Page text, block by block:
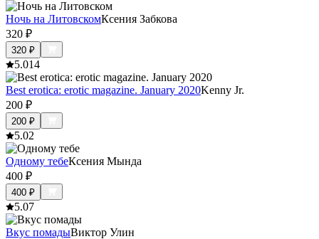
Ночь на ЛитовскомКсения Забкова
320 ₽
320 ₽
5.014
Best erotica: erotic magazine. January 2020Kenny Jr.
200 ₽
200 ₽
5.02
Одному тебеКсения Мында
400 ₽
400 ₽
5.07
Вкус помадыВиктор Улин